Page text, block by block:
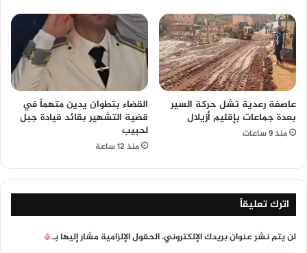
عاصفة رعدية تشل حركة السير
بعدة جماعات بإقليم أزيلال
منذ 9 ساعات
القضاء بتطوان يدين متهماً في
قضية التشهير بقائد قيادة جبل
لحبيب
منذ 12 ساعة
اترك تعليقاً
لن يتم نشر عنوان بريدك الإلكتروني.الحقول الإلزامية مشار إليها بـ*